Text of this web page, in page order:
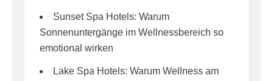
Sunset Spa Hotels: Warum
Sonnenuntergänge im Wellnessbereich so
emotional wirken
Lake Spa Hotels: Warum Wellness am